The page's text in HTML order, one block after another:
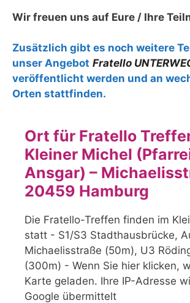
Wir freuen uns auf Eure / Ihre
Zusätzlich gibt es noch weitere
unser Angebot Fratello
veröffentlicht werden und an
Orten stattfinden.
Ort für Fratello
Kleiner Michel
Ansgar) –
20459 Hamburg
Die Fratello-Treffen finden im
statt - S1/S3 Stadthausbrücke,
Michaelisstraße (50m), U3
(300m) - Wenn Sie hier klicken,
Karte geladen. Ihre IP-Adresse
Google übermittelt